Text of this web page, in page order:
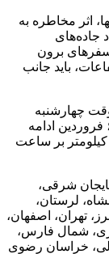
اثر مخاطره به
جاده‌های
سفرهای برون
باید جانب
چهارشنبه
۴ فروردین آغاز می شود و تا پایان وقت جمعه ۶ فروردین ادامه
دارد که نوع مخاطره آن، وزش با شدید ۶۰ تا ۹۰ کیلومتر بر ساعت
در آذربایجان شرقی،
لرستان،
تهران، اصفهان،
شمال فارس،
خراسان رضوی